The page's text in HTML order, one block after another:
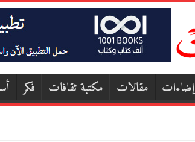
إضاءات مقالات مكتبة ثقافات فكر